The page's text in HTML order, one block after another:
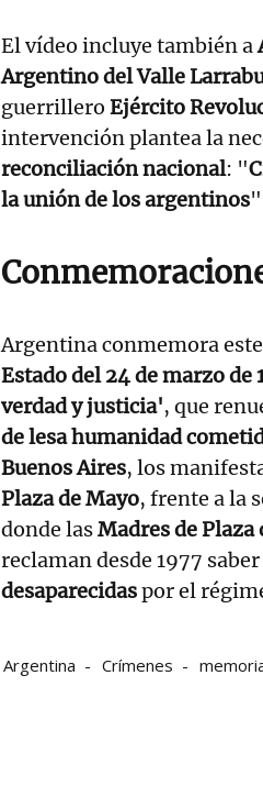
El vídeo incluye también a
Argentino del Valle
guerrillero Ejército
intervención plantea la
reconciliación nacional: "
la unión de los argentinos
Argentina conmemora
Estado del 24 de marzo de
verdad y justicia', que
de lesa humanidad
Buenos Aires, los
Plaza de Mayo, frente a la
donde lasMadres de Plaza
reclaman desde 1977
desaparecidaspor el
Argentina Crímenes